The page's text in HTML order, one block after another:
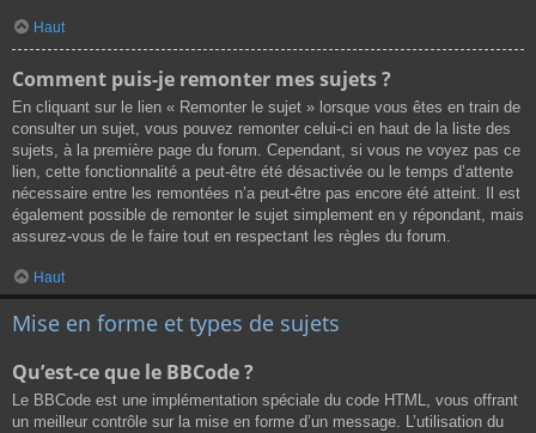
Haut
Comment puis-je remonter mes sujets ?
En cliquant sur le lien « Remonter le sujet » lorsque vous êtes en train de
consulter un sujet, vous pouvez remonter celui-ci en haut de la liste des
sujets, à la première page du forum. Cependant, si vous ne voyez pas ce
lien, cette fonctionnalité a peut-être été désactivée ou le temps d’attente
nécessaire entre les remontées n’a peut-être pas encore été atteint. Il est
également possible de remonter le sujet simplement en y répondant, mais
assurez-vous de le faire tout en respectant les règles du forum.
Haut
Mise en forme et types de sujets
Qu’est-ce que le BBCode ?
Le BBCode est une implémentation spéciale du code HTML, vous offrant
un meilleur contrôle sur la mise en forme d’un message. L’utilisation du